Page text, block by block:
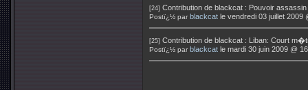
[24] Contribution de blackcat : Pouvoir
Postï¿½ par blackcat le vendredi 03 juillet 2009
[25] Contribution de blackcat : Liban: Court
Postï¿½ par blackcat le mardi 30 juin 2009 @